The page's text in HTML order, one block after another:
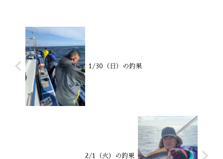
1/30（日）の釣果
2/1（火）の釣果